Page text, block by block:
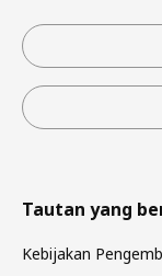
Tautan yang
Kebijakan